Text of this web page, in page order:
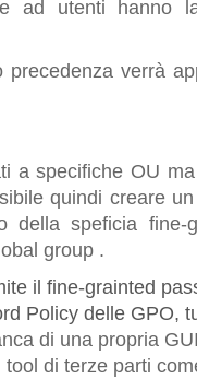
ad utenti hanno
verrà
a specifiche OU
quindi creare
della speficia fine-
group .
il fine-grainted
Policy delle GPO,
di una propria
di terze parti